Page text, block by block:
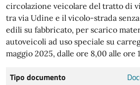
circolazione veicolare del tratto di
tra via Udine e il vicolo-strada
edili su fabbricato, per scarico
autoveicoli ad uso speciale su
maggio 2025, dalle ore 8,00 alle ore
Tipo documento